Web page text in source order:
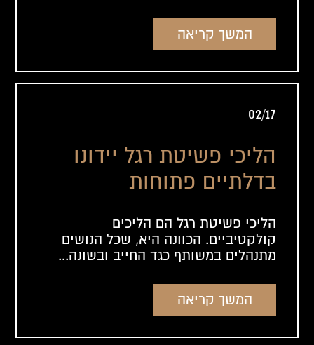
המשך קריאה
02/17
הליכי פשיטת רגל יידונו
בדלתיים פתוחות
הליכי פשיטת רגל הם הליכים
קולקטיביים. הכוונה היא, שכל הנושים
מתנהלים במשותף כגד החייב ובשונה...
המשך קריאה